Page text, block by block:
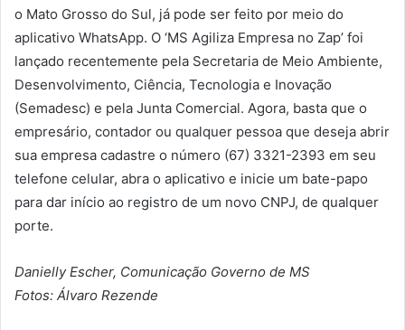
o Mato Grosso do Sul, já pode ser feito por meio do
aplicativo WhatsApp. O ‘MS Agiliza Empresa no Zap’ foi
lançado recentemente pela Secretaria de Meio Ambiente,
Desenvolvimento, Ciência, Tecnologia e Inovação
(Semadesc) e pela Junta Comercial. Agora, basta que o
empresário, contador ou qualquer pessoa que deseja abrir
sua empresa cadastre o número (67) 3321-2393 em seu
telefone celular, abra o aplicativo e inicie um bate-papo
para dar início ao registro de um novo CNPJ, de qualquer
porte.
Danielly Escher, Comunicação Governo de MS
Fotos: Álvaro Rezende